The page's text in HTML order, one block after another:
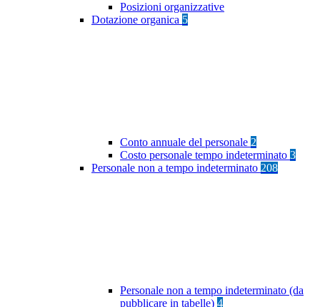
Posizioni organizzative
Dotazione organica 5
Conto annuale del personale 2
Costo personale tempo indeterminato 3
Personale non a tempo indeterminato 208
Personale non a tempo indeterminato (da
pubblicare in tabelle) 4